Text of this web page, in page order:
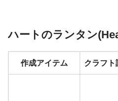
ハートのランタン
作成アイテム クラフト